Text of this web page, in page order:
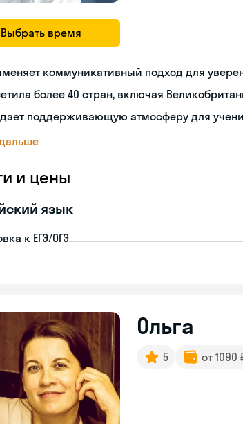
Выбрать время
коммуникативный подход для
более 40 стран, включая
поддерживающую атмосферу для
и цены
язык
к ЕГЭ/ОГЭ
Ольга
5 от 1090